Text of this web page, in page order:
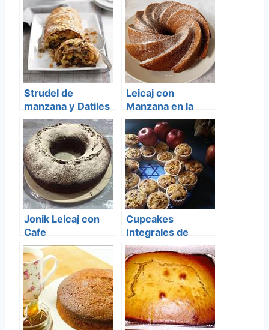
Strudel de
manzana y Datiles
Leicaj con
Manzana en la
licuadora
Jonik Leicaj con
Cafe
Cupcakes
Integrales de
Manzana